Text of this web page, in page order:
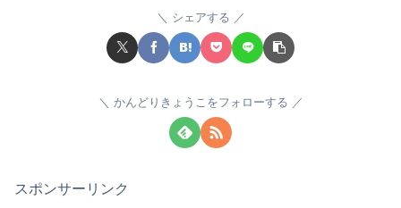
シェアする
かんどりきょうこをフォローする
スポンサーリンク